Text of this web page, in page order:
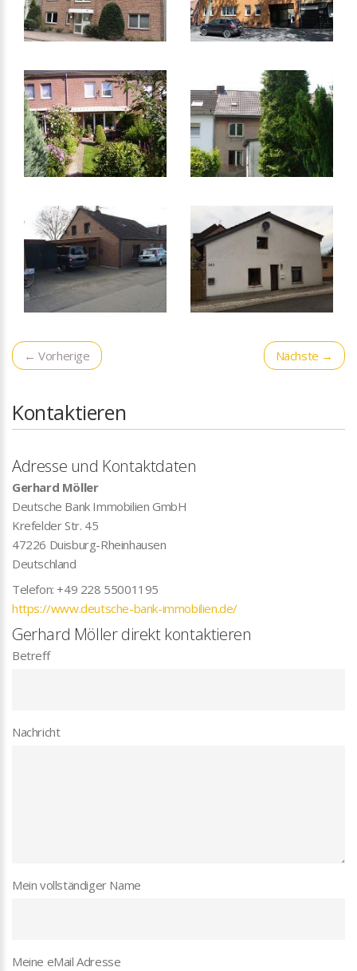
← Vorherige Nächste →
Kontaktieren
Adresse und Kontaktdaten
Gerhard Möller
Deutsche Bank Immobilien GmbH
Krefelder Str. 45
47226 Duisburg-Rheinhausen
Deutschland
Telefon:+49 228 55001195
https://www.deutsche-bank-immobilien.de/
Gerhard Möller direkt kontaktieren
Betreff
Nachricht
Mein vollständiger Name
Meine eMail Adresse